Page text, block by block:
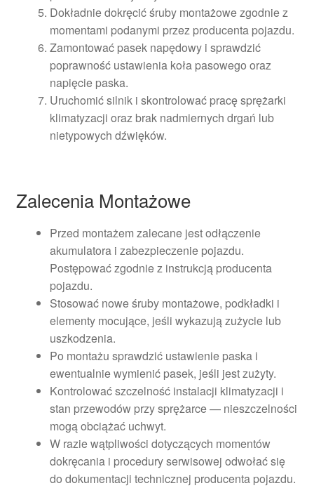
Dokładnie dokręcić śruby montażowe zgodnie z
momentami podanymi przez producenta pojazdu.
Zamontować pasek napędowy i sprawdzić
poprawność ustawienia koła pasowego oraz
napięcie paska.
Uruchomić silnik i skontrolować pracę sprężarki
klimatyzacji oraz brak nadmiernych drgań lub
nietypowych dźwięków.
Zalecenia Montażowe
Przed montażem zalecane jest odłączenie
akumulatora i zabezpieczenie pojazdu.
Postępować zgodnie z instrukcją producenta
pojazdu.
Stosować nowe śruby montażowe, podkładki i
elementy mocujące, jeśli wykazują zużycie lub
uszkodzenia.
Po montażu sprawdzić ustawienie paska i
ewentualnie wymienić pasek, jeśli jest zużyty.
Kontrolować szczelność instalacji klimatyzacji i
stan przewodów przy sprężarce — nieszczelności
mogą obciążać uchwyt.
W razie wątpliwości dotyczących momentów
dokręcania i procedury serwisowej odwołać się
do dokumentacji technicznej producenta pojazdu.